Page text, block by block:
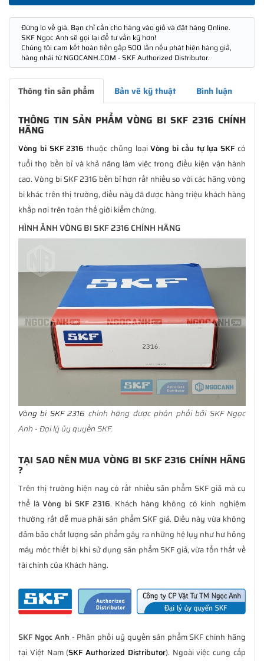
Đừng lo về giá. Bạn chỉ cần cho hàng vào giỏ và đặt hàng Online.
SKF Ngọc Anh sẽ gọi lại để tư vấn kỹ hơn!
Chúng tôi cam kết hoàn tiền gấp 500 lần nếu phát hiện hàng giả,
hàng nhái từ NGOCANH.COM - SKF Authorized Distributor.
Thông tin sản phẩm Bản vẽ kỹ thuật Bình luận
THÔNG TIN SẢN PHẨM VÒNG BI SKF 2316 CHÍNH
HÃNG
Vòng bi SKF 2316 thuộc chủng loạiVòng bi cầu tự lựa SKF có
tuổi thọ bền bỉ và khả năng làm việc trong điều kiện vận hành
cao. Vòng bi SKF 2316 bền bỉ hơn rất nhiều so với các hãng vòng
bi khác trên thị trường, điều này đã được hàng triệu khách hàng
khắp nơi trên toàn thế giới kiểm chứng.
HÌNH ẢNH VÒNG BI SKF 2316 CHÍNH HÃNG
Vòng bi SKF 2316 chính hãng được phân phối bởi SKF Ngọc
Anh - Đại lý ủy quyền SKF.
TẠI SAO NÊN MUA VÒNG BI SKF 2316 CHÍNH HÃNG
?
Trên thị trường hiện nay có rất nhiều sản phẩm SKF giả mà cụ
thể làVòng bi SKF 2316. Khách hàng không có kinh nghiệm
thường rất dễ mua phải sản phẩm SKF giả. Điều này vừa không
đảm bảo chất lượng sản phẩm gây ra những hệ lụy như hư hỏng
máy móc thiết bị khi sử dụng sản phẩm SKF giả, vừa tổn thất về
tài chính của Khách hàng.
SKF Ngọc Anh - Phân phối uỷ quyền sản phẩm SKF chính hãng
tại Việt Nam (SKF Authorized Distributor). Ngoài việc cung cấp